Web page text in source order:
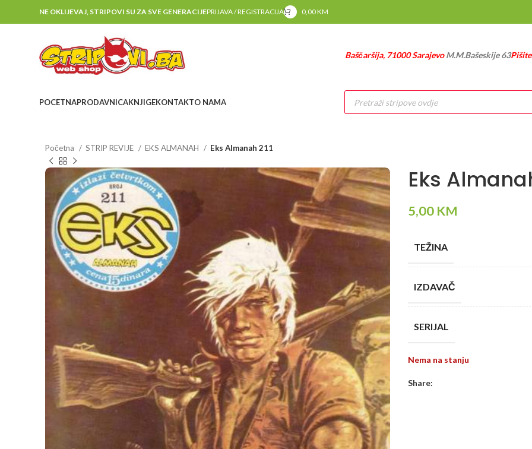
NE OKLIJEVAJ, STRIPOVI SU ZA SVE GENERACIJEPRIJAVA / REGISTRACIJA 0,00KM
Baščaršija, 71000 SarajevoM.M.Bašeskije 63
POCETNAPRODAVNICAKNJIGEKONTAKTO NAMA
Products
search
Početna STRIP REVIJE EKS ALMANAH Eks Almanah 211
Eks
5,00 KM
TEŽINA
IZDAVAČ
SERIJAL
Nema na stanju
Share: